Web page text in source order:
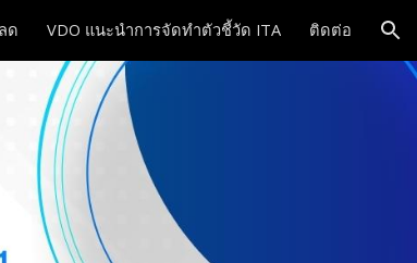
ด VDO แนะนำการจัดทำตัวชี้วัด ITA ติดต่อ